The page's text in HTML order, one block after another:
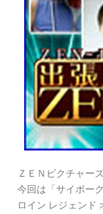
ＺＥＮピクチャー
今回は「サイボー
ロイン レジェンド